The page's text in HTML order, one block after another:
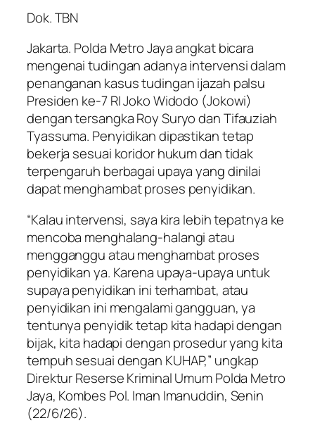
Dok. TBN
Jakarta. Polda Metro Jaya angkat bicara
mengenai tudingan adanya intervensi dalam
penanganan kasus tudingan ijazah palsu
Presiden ke-7 RI Joko Widodo (Jokowi)
dengan tersangka Roy Suryo dan Tifauziah
Tyassuma. Penyidikan dipastikan tetap
bekerja sesuai koridor hukum dan tidak
terpengaruh berbagai upaya yang dinilai
dapat menghambat proses penyidikan.
“Kalau intervensi, saya kira lebih tepatnya ke
mencoba menghalang-halangi atau
mengganggu atau menghambat proses
penyidikan ya. Karena upaya-upaya untuk
supaya penyidikan ini terhambat, atau
penyidikan ini mengalami gangguan, ya
tentunya penyidik tetap kita hadapi dengan
bijak, kita hadapi dengan prosedur yang kita
tempuh sesuai dengan KUHAP,” ungkap
Direktur Reserse Kriminal Umum Polda Metro
Jaya, Kombes Pol. Iman Imanuddin, Senin
(22/6/26).